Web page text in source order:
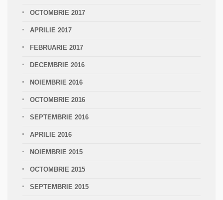
OCTOMBRIE 2017
APRILIE 2017
FEBRUARIE 2017
DECEMBRIE 2016
NOIEMBRIE 2016
OCTOMBRIE 2016
SEPTEMBRIE 2016
APRILIE 2016
NOIEMBRIE 2015
OCTOMBRIE 2015
SEPTEMBRIE 2015